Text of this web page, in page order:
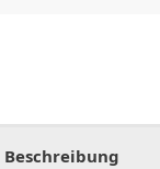
Beschreibung